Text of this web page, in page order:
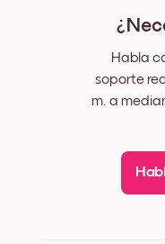
Habla
soporte
m. a